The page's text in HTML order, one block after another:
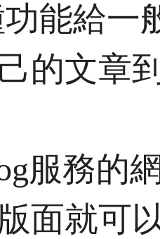
能給一
的文章
服務的
面就可